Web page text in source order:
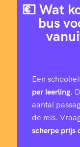
💶 Wat
bus
Een
per leerling.
aantal
de reis.
scherpe prijs